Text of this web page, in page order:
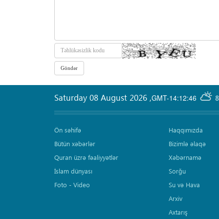
GMT-14:12:46
Saturday 08 August 2026 ,
Ön səhifə
Bütün xəbərlər
Quran üzrə fəaliyyətlər
İslam dünyası
Foto - Video
Haqqımızda
Bizimlə əlaqə
Xəbərnamə
Sorğu
Su və Hava
Arxiv
Axtarış